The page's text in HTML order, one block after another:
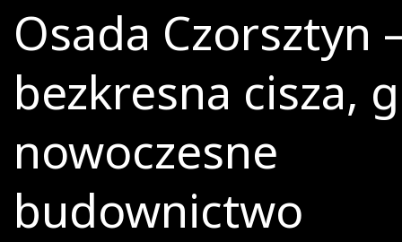
Osada Czorsztyn
bezkresna cisza,
nowoczesne
budownictwo